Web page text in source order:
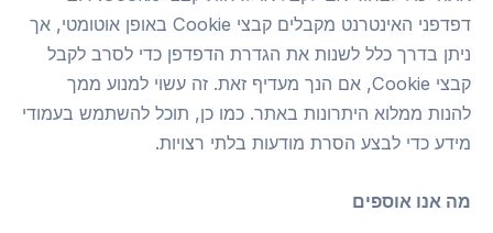
דפדפני האינטרנט מקבלים קבצי Cookie באופן אוטומטי, אך
ניתן בדרך כלל לשנות את הגדרת הדפדפן כדי לסרב לקבל
קבצי Cookie, אם הנך מעדיף זאת. זה עשוי למנוע ממך
להנות ממלוא היתרונות באתר. כמו כן, תוכל להשתמש בעמודי
מידע כדי לבצע הסרת מודעות בלתי רצויות.
מה אנו אוספים